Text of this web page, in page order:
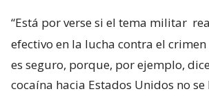
“Está por verse si el tema militar
efectivo en la lucha contra el
es seguro, porque, por ejemplo,
cocaína hacia Estados Unidos no se